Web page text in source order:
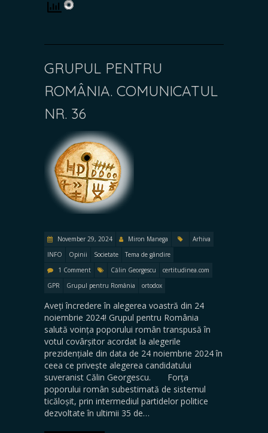
GRUPUL PENTRU
ROMÂNIA. COMUNICATUL
NR. 36
November 29, 2024 Miron Manega
Arhiva
INFO
Opinii Societate
Tema de gândire
1 Comment
Călin Georgescu
certitudinea.com
GPR
Grupul pentru România ortodox
Aveți încredere în alegerea voastră din 24
noiembrie 2024! Grupul pentru România
salută voința poporului român transpusă în
votul covârșitor acordat la alegerile
prezidențiale din data de 24 noiembrie 2024 în
ceea ce privește alegerea candidatului
suveranist Călin Georgescu. Forța
poporului român subestimată de sistemul
ticăloșit, prin intermediul partidelor politice
dezvoltate în ultimii 35 de…